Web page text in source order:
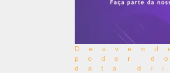
poder
data